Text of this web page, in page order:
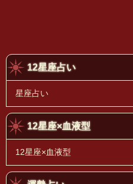
12星座占い
星座占い
12星座×血液型
12星座×血液型